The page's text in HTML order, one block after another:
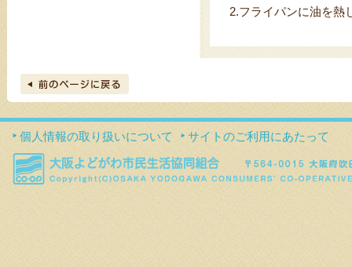
2.フライパンに油を熱
個人情報の取り扱いについて サイトのご利用にあたって